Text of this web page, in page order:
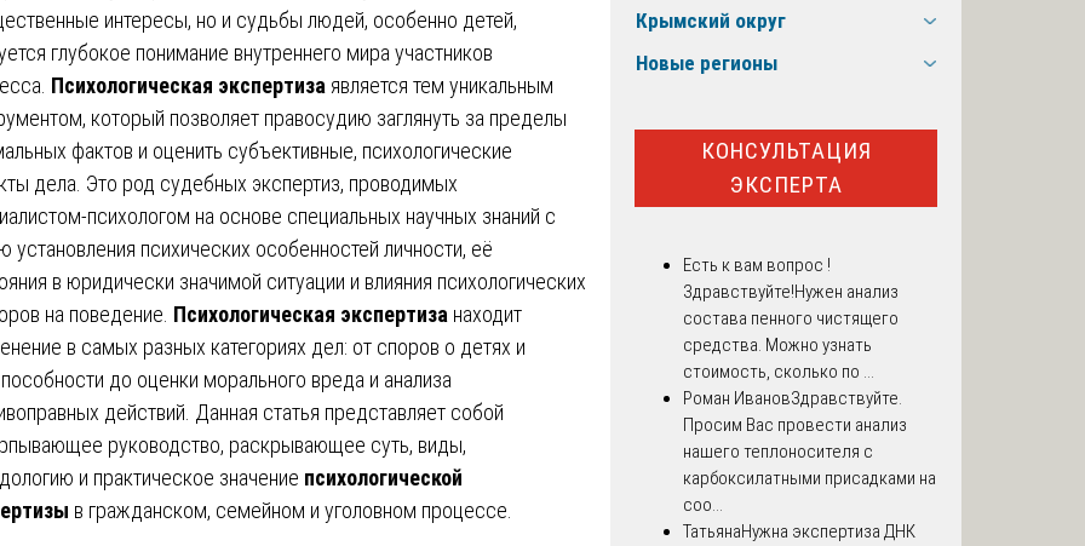
интересы, но и судьбы людей, особенно детей,
глубокое понимание внутреннего мира участников
Психологическая экспертиза является тем уникальным
который позволяет правосудию заглянуть за пределы
фактов и оценить субъективные, психологические
дела. Это род судебных экспертиз, проводимых
психологом на основе специальных научных знаний с
установления психических особенностей личности, её
в юридически значимой ситуации и влияния психологических
на поведение. Психологическая экспертиза находит
в самых разных категориях дел: от споров о детях и
до оценки морального вреда и анализа
действий. Данная статья представляет собой
руководство, раскрывающее суть, виды,
и практическое значение психологической
в гражданском, семейном и уголовном процессе.
Крымский округ
Новые регионы
КОНСУЛЬТАЦИЯ
ЭКСПЕРТА
Есть к вам вопрос !
Здравствуйте!Нужен анализ
состава пенного чистящего
средства. Можно узнать
стоимость, сколько по ...
Роман ИвановЗдравствуйте.
Просим Вас провести анализ
нашего теплоносителя с
карбоксилатными присадками на
соо...
ТатьянаНужна экспертиза ДНК